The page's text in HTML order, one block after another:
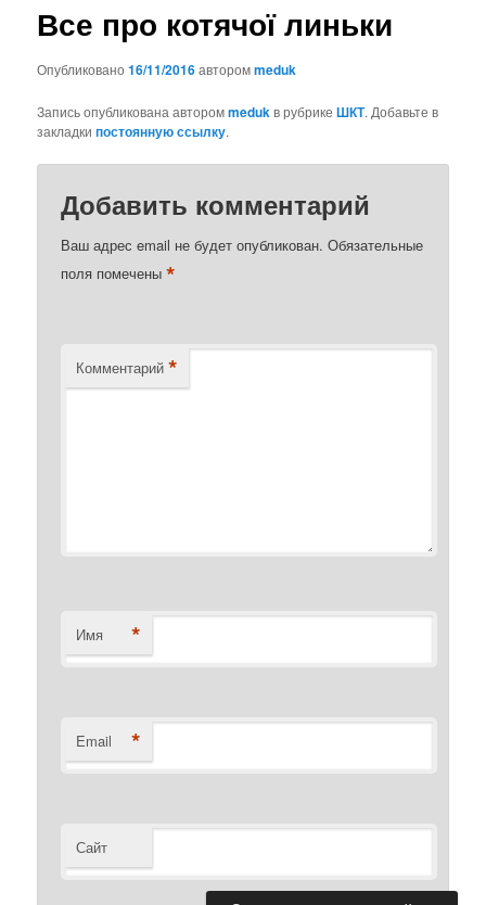
Все про котячої линьки
Опубликовано16/11/2016авторомmeduk
Запись опубликована авторомmedukв рубрикеШКТ. Добавьте в
закладкипостоянную ссылку.
Добавить комментарий
Ваш адрес email не будет опубликован. Обязательные
поля помечены*
Комментарий *
Имя *
Email *
Сайт